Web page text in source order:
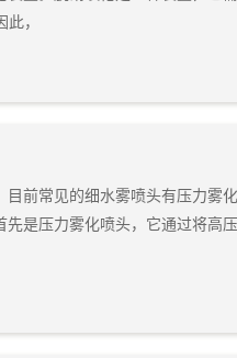
，
前常见的细水雾喷头有压力雾
是压力雾化喷头，它通过将高